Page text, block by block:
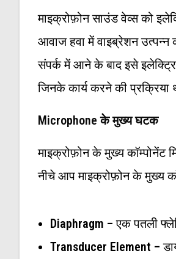
माइक्रोफ़ोन साउंड वेव्स को
आवाज हवा में वाइब्रेशन उत्पन्न
संपर्क में आने के बाद इसे
जिनके कार्य करने की प्रक्रिया
Microphone के मुख्य घटक
माइक्रोफ़ोन के मुख्य
नीचे आप माइक्रोफ़ोन के मुख्य
Diaphragm – एक पतली
Transducer Element –